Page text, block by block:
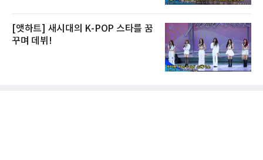
[앳하트] 새시대의 K-POP 스타를 꿈
꾸며 데뷔!